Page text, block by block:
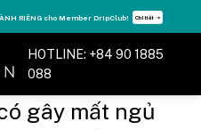
RIÊNG cho Member DripClub! Chi tiết ➝
HOTLINE: +84 90 1885
088
gây mất ngủ